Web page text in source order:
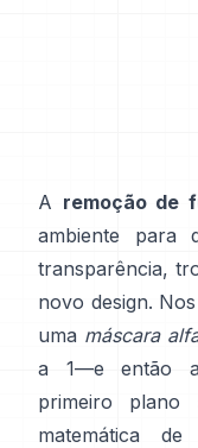
A remoção de
ambiente para
transparência,
novo design.
uma máscara
a 1—e então
primeiro
matemática de